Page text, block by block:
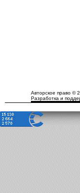
Авторское право ©
Разработка и